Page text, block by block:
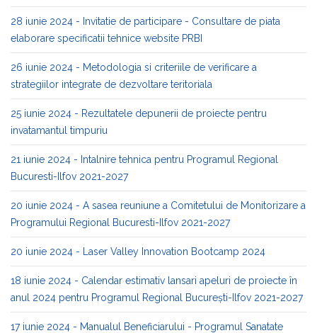
28 iunie 2024 - Invitatie de participare - Consultare de piata
elaborare specificatii tehnice website PRBI
26 iunie 2024 - Metodologia si criteriile de verificare a
strategiilor integrate de dezvoltare teritoriala
25 iunie 2024 - Rezultatele depunerii de proiecte pentru
invatamantul timpuriu
21 iunie 2024 - Intalnire tehnica pentru Programul Regional
Bucuresti-Ilfov 2021-2027
20 iunie 2024 - A sasea reuniune a Comitetului de Monitorizare a
Programului Regional Bucuresti-Ilfov 2021-2027
20 iunie 2024 - Laser Valley Innovation Bootcamp 2024
18 iunie 2024 - Calendar estimativ lansari apeluri de proiecte în
anul 2024 pentru Programul Regional București-Ilfov 2021-2027
17 iunie 2024 - Manualul Beneficiarului - Programul Sanatate